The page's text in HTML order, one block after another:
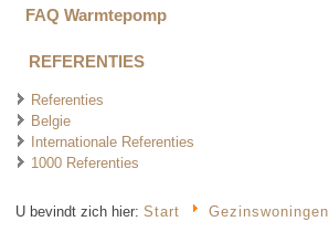
FAQ Warmtepomp
REFERENTIES
Referenties
Belgie
Internationale Referenties
1000 Referenties
U bevindt zich hier:Start Gezinswoningen